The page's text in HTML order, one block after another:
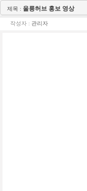
제목 : 울릉허브 홍보 영상
작성자 : 관리자